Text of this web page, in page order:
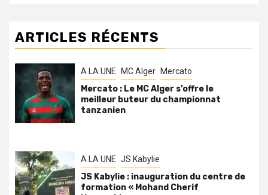
ARTICLES RÉCENTS
A LA UNE MC Alger Mercato
Mercato : Le MC Alger s’offre le
meilleur buteur du championnat
tanzanien
A LA UNE JS Kabylie
JS Kabylie : inauguration du centre de
formation « Mohand Cherif